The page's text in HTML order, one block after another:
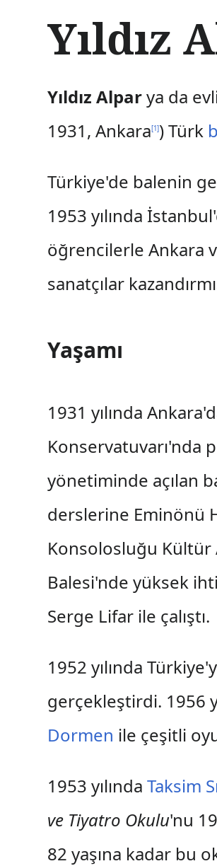
ç
e
e
t
Yıldız
Yıldız Alparya da
1931, Ankara[1]) Türk
Türkiye'de balenin
1953 yılında
öğrencilerle Ankara
sanatçılar
Yaşamı
1931 yılında
Konservatuvarı'nda
yönetiminde açılan
derslerine Eminönü
Konsolosluğu Kültür
Balesi'nde yüksek
Serge Lifar ile çalıştı.
1952 yılında
gerçekleştirdi. 1956
Dormen ile çeşitli
1953 yılındaTaksim
ve Tiyatro Okulu'nu
82 yaşına kadar bu